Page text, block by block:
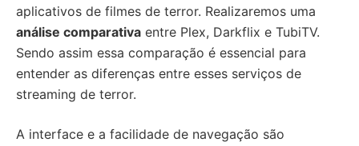
aplicativos de filmes de terror. Realizaremos uma
análise comparativa entre Plex, Darkflix e TubiTV.
Sendo assim essa comparação é essencial para
entender as diferenças entre esses serviços de
streaming de terror.
A interface e a facilidade de navegação são